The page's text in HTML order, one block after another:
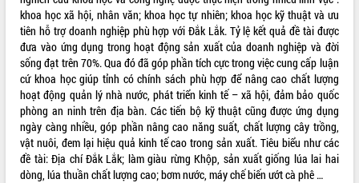
VIDEO
khoa học xã hội, nhân văn; khoa học tự nhiên; khoa học kỹ thuật và ưu
tiên hỗ trợ doanh nghiệp phù hợp với Đắk Lắk. Tỷ lệ kết quả đề tài được
đưa vào ứng dụng trong hoạt động sản xuất của doanh nghiệp và đời
sống đạt trên 70%. Qua đó đã góp phần tích cực trong việc cung cấp luận
cứ khoa học giúp tỉnh có chính sách phù hợp để nâng cao chất lượng
hoạt động quản lý nhà nước, phát triển kinh tế – xã hội, đảm bảo quốc
phòng an ninh trên địa bàn. Các tiến bộ kỹ thuật cũng được ứng dụng
ngày càng nhiều, góp phần nâng cao năng suất, chất lượng cây trồng,
vật nuôi, đem lại hiệu quả kinh tế cao trong sản xuất. Tiêu biểu như các
đề tài: Địa chí Đắk Lắk; làm giàu rừng Khộp, sản xuất giống lúa lai hai
dòng, lúa thuần chất lượng cao; bơm nước, máy chế biến ướt cà phê …